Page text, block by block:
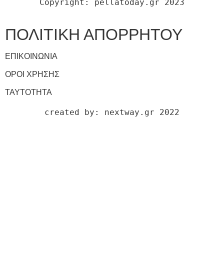
Copyright: pellatoday.gr 2023
ΠΟΛΙΤΙΚΗ ΑΠΟΡΡΗΤΟΥ
ΕΠΙΚΟΙΝΩΝΙΑ
ΟΡΟΙ ΧΡΗΣΗΣ
ΤΑΥΤΟΤΗΤΑ
created by: nextway.gr 2022